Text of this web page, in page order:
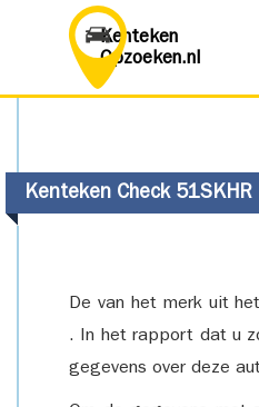
Kenteken
Opzoeken.nl
Kenteken Check 51SKHR
De van het merk uit
. In het rapport dat u
gegevens over deze